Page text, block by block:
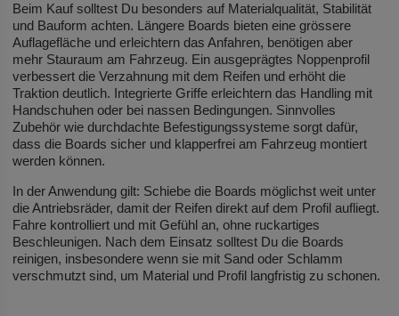
Beim Kauf solltest Du besonders auf Materialqualität, Stabilität
und Bauform achten. Längere Boards bieten eine grössere
Auflagefläche und erleichtern das Anfahren, benötigen aber
mehr Stauraum am Fahrzeug. Ein ausgeprägtes Noppenprofil
verbessert die Verzahnung mit dem Reifen und erhöht die
Traktion deutlich. Integrierte Griffe erleichtern das Handling mit
Handschuhen oder bei nassen Bedingungen. Sinnvolles
Zubehör wie durchdachte Befestigungssysteme sorgt dafür,
dass die Boards sicher und klapperfrei am Fahrzeug montiert
werden können.
In der Anwendung gilt: Schiebe die Boards möglichst weit unter
die Antriebsräder, damit der Reifen direkt auf dem Profil aufliegt.
Fahre kontrolliert und mit Gefühl an, ohne ruckartiges
Beschleunigen. Nach dem Einsatz solltest Du die Boards
reinigen, insbesondere wenn sie mit Sand oder Schlamm
verschmutzt sind, um Material und Profil langfristig zu schonen.